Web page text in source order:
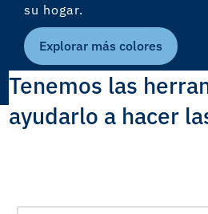
su hogar.
Explorar más colores
Tenemos las
ayudarlo a hacer